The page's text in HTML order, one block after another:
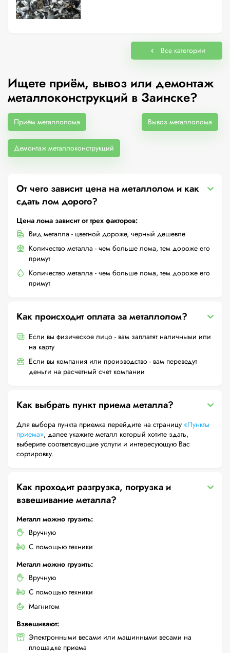
Все категории
Ищете приём, вывоз или демонтаж
металлоконструкций в Заинске?
Приём металлолома Вывоз металлолома
Демонтаж металлоконструкций
От чего зависит цена на металлолом и как
сдать лом дорого?
Цена лома зависит от трех факторов:
Вид металла - цветной дороже, черный дешевле
Количество металла - чем больше лома, тем дороже его
примут
Количество металла - чем больше лома, тем дороже его
примут
Как происходит оплата за металлолом?
Если вы физическое лицо - вам заплатят наличными или
на карту
Если вы компания или производство - вам переведут
деньги на расчетный счет компании
Как выбрать пункт приема металла?
Для выбора пункта приемка перейдите на страницу «Пункты
приема», далее укажите металл который хотите здать,
выберите соответсвующие услуги и интересующую Вас
сортировку.
Как проходит разгрузка, погрузка и
взвешивание металла?
Металл можно грузить:
Вручную
С помощью техники
Металл можно грузить:
Вручную
С помощью техники
Магнитом
Взвешивают:
Электронными весами или машинными весами на
площадке приема